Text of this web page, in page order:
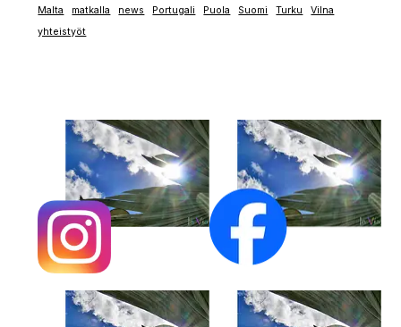
Malta matkalla news Portugali Puola Suomi Turku
Vilna
yhteistyöt